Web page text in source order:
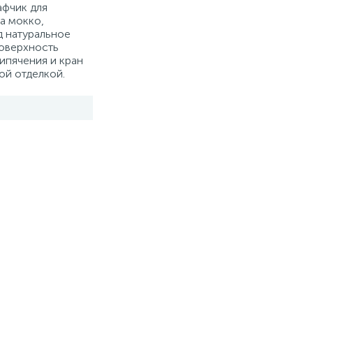
для
мокко,
и кран
отделкой.